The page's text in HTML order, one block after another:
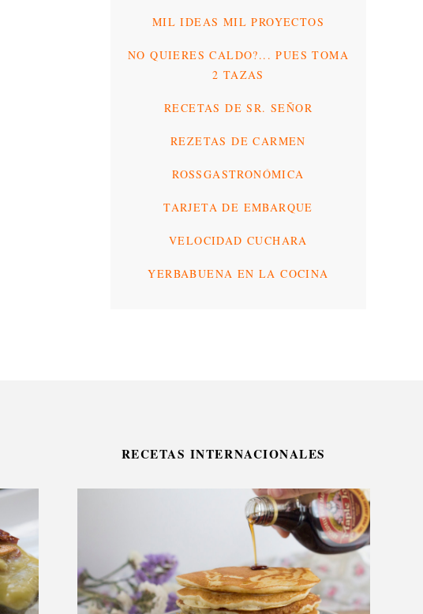
MIL IDEAS MIL PROYECTOS
NO QUIERES CALDO?... PUES TOMA
2 TAZAS
RECETAS DE SR. SEÑOR
REZETAS DE CARMEN
ROSSGASTRONÓMICA
TARJETA DE EMBARQUE
VELOCIDAD CUCHARA
YERBABUENA EN LA COCINA
RECETAS INTERNACIONALES